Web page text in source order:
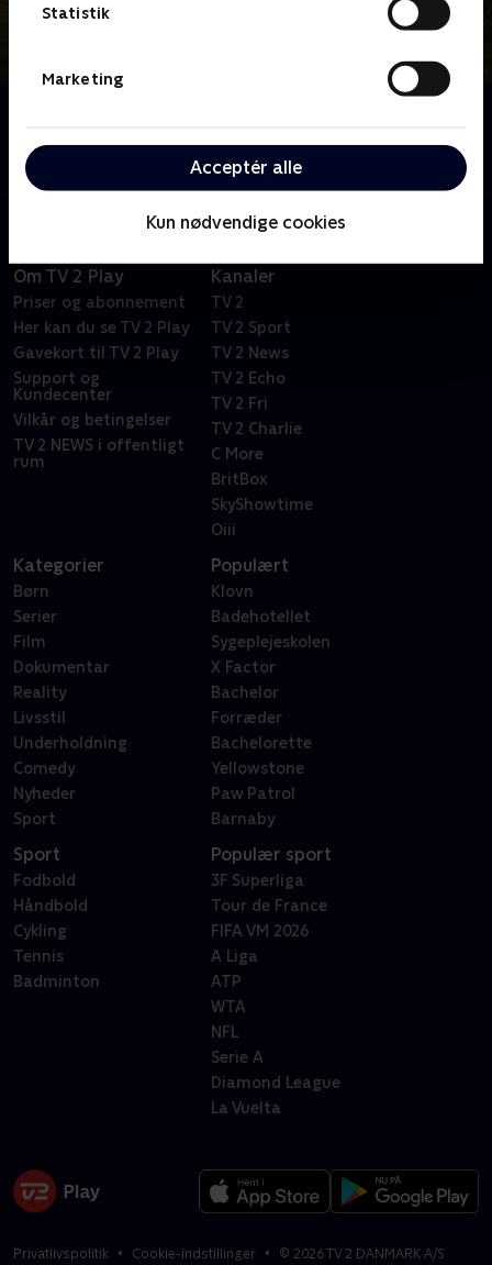
Statistik
Marketing
Acceptér alle
Kun nødvendige cookies
der er brandvarmt - det er mordsagerne også.
Om TV 2 Play
Priser og abonnement
Her kan du se TV 2 Play
Gavekort til TV 2 Play
Support og
Kundecenter
Vilkår og betingelser
TV 2 NEWS i offentligt
rum
Kanaler
TV 2
TV 2 Sport
TV 2 News
TV 2 Echo
TV 2 Fri
TV 2 Charlie
C More
BritBox
SkyShowtime
Oiii
Kategorier
Børn
Serier
Film
Dokumentar
Reality
Livsstil
Underholdning
Comedy
Nyheder
Sport
Populært
Klovn
Badehotellet
Sygeplejeskolen
X Factor
Bachelor
Forræder
Bachelorette
Yellowstone
Paw Patrol
Barnaby
Sport
Fodbold
Håndbold
Cykling
Tennis
Badminton
Populær sport
3F Superliga
Tour de France
FIFA VM 2026
A Liga
ATP
WTA
NFL
Serie A
Diamond League
La Vuelta
Privatlivspolitik Cookie-indstillinger © 2026TV 2 DANMARK A/S